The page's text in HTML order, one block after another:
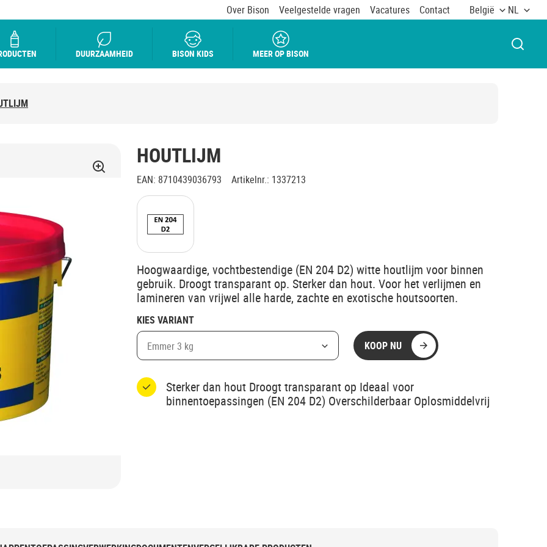
Over Bison Veelgestelde vragen Vacatures Contact België NL
DUURZAAMHEID BISON KIDS MEER OP BISON
HOUTLIJM
EAN: 8710439036793 Artikelnr.: 1337213
Hoogwaardige, vochtbestendige (EN 204 D2) witte houtlijm voor binnen
gebruik. Droogt transparant op. Sterker dan hout. Voor het verlijmen en
lamineren van vrijwel alle harde, zachte en exotische houtsoorten.
KIES VARIANT
Emmer 3 kg
KOOP NU
Sterker dan hout Droogt transparant op Ideaal voor
binnentoepassingen (EN 204 D2) Overschilderbaar Oplosmiddelvrij